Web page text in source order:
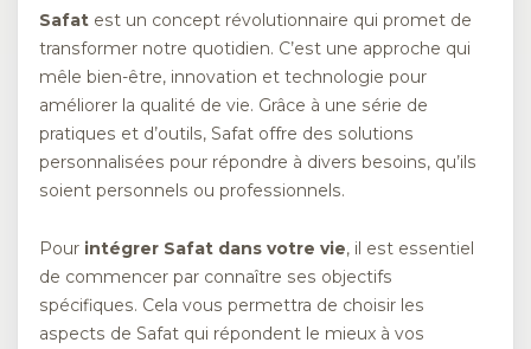
Safat est un concept révolutionnaire qui promet de
transformer notre quotidien. C’est une approche qui
mêle bien-être, innovation et technologie pour
améliorer la qualité de vie. Grâce à une série de
pratiques et d’outils, Safat offre des solutions
personnalisées pour répondre à divers besoins, qu’ils
soient personnels ou professionnels.
Pour intégrer Safat dans votre vie, il est essentiel
de commencer par connaître ses objectifs
spécifiques. Cela vous permettra de choisir les
aspects de Safat qui répondent le mieux à vos